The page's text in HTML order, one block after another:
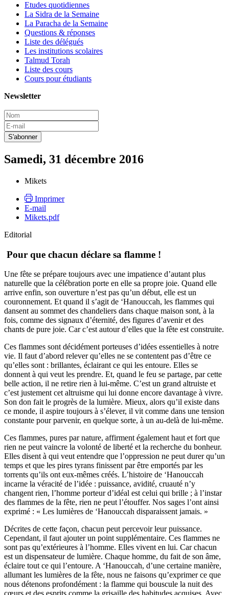
Etudes quotidiennes
La Sidra de la Semaine
La Paracha de la Semaine
Questions & réponses
Liste des délégués
Les institutions scolaires
Talmud Torah
Liste des cours
Cours pour étudiants
Newsletter
Samedi, 31 décembre 2016
Mikets
Imprimer
E-mail
Mikets.pdf
Editorial
Pour que chacun déclare sa flamme !
Une fête se prépare toujours avec une impatience d’autant plus
naturelle que la célébration porte en elle sa propre joie. Quand elle
arrive enfin, son ouverture n’est pas qu’un début, elle est un
couronnement. Et quand il s’agit de ‘Hanouccah, les flammes qui
dansent au sommet des chandeliers dans chaque maison sont, à la
fois, comme des signaux d’éternité, des figures d’avenir et des
chants de pure joie. Car c’est autour d’elles que la fête est construite.
Ces flammes sont décidément porteuses d’idées essentielles à notre
vie. Il faut d’abord relever qu’elles ne se contentent pas d’être ce
qu’elles sont : brillantes, éclairant ce qui les entoure. Elles se
donnent à qui veut les prendre. Et, quand le feu se partage, par cette
belle action, il ne retire rien à lui-même. C’est un grand altruiste et
c’est justement cet altruisme qui lui donne encore davantage à vivre.
Son don fait le progrès de la lumière. Mieux, alors qu’il existe dans
ce monde, il aspire toujours à s’élever, il vit comme dans une tension
constante pour parvenir, en quelque sorte, à un au-delà de lui-même.
Ces flammes, pures par nature, affirment également haut et fort que
rien ne peut vaincre la volonté de liberté et la recherche du bonheur.
Elles disent à qui veut entendre que l’oppression ne peut durer qu’un
temps et que les pires tyrans finissent par être emportés par les
torrents qu’ils ont eux-mêmes créés. L’histoire de ‘Hanouccah
incarne la véracité de l’idée : puissance, avidité, cruauté n’y
changent rien, l’homme porteur d’idéal est celui qui brille ; à l’instar
des flammes de la fête, rien ne peut l’étouffer. Nos sages l’ont ainsi
exprimé : « Les lumières de ‘Hanouccah disparaissent jamais. »
Décrites de cette façon, chacun peut percevoir leur puissance.
Cependant, il faut ajouter un point supplémentaire. Ces flammes ne
sont pas qu’extérieures à l’homme. Elles vivent en lui. Car chacun
est un dispensateur de lumière. Chaque homme, du fait de son âme,
éclaire tout ce qui l’entoure. A ‘Hanouccah, d’une certaine manière,
allumant les lumières de la fête, nous ne faisons qu’exprimer ce que
nous détenons profondément : la flamme qui bouscule la nuit des